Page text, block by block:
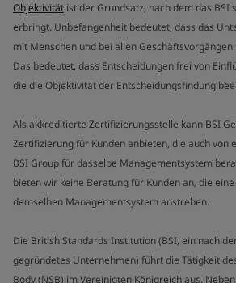
Objektivität ist der Grundsatz, nach dem das BSI
erbringt. Unbefangenheit bedeutet, dass das
mit Menschen und bei allen
Das bedeutet, dass Entscheidungen frei von
die die Objektivität der Entscheidungsfindung
Als akkreditierte Zertifizierungsstelle kann BSI
Zertifizierung für Kunden anbieten, die auch von
BSI Group für dasselbe Managementsystem
bieten wir keine Beratung für Kunden an, die
demselben Managementsystem anstreben.
Die British Standards Institution (BSI, ein nach
gegründetes Unternehmen) führt die Tätigkeit
Body (NSB) im Vereinigten Königreich aus.